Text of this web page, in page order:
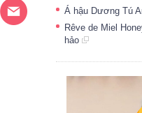
Á hậu Dương Tú
Rêve de Miel
hảo